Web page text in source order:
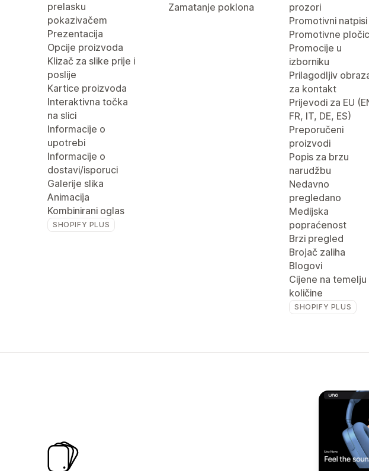
prelasku
pokazivačem
Prezentacija
Opcije proizvoda
Klizač za slike prije i
poslije
Kartice proizvoda
Interaktivna točka
na slici
Informacije o
upotrebi
Informacije o
dostavi/isporuci
Galerije slika
Animacija
Kombinirani oglas
SHOPIFY PLUS
Zamatanje poklona
prozori
Promotivni natpisi
Promotivne
Promocije u
izborniku
Prilagodljiv
za kontakt
Prijevodi za EU
FR, IT, DE, ES)
Preporučeni
proizvodi
Popis za brzu
narudžbu
Nedavno
pregledano
Medijska
popraćenost
Brzi pregled
Brojač zaliha
Blogovi
Cijene na temelju
količine
SHOPIFY PLUS